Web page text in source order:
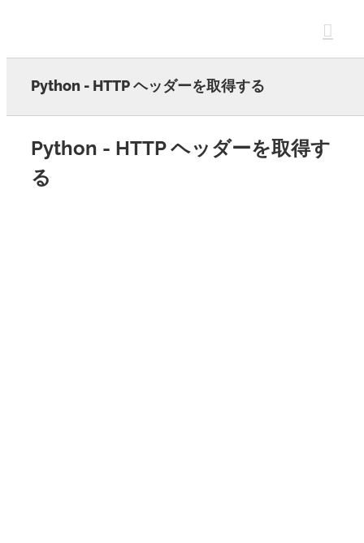
Python - HTTP ヘッダーを取得する
Python - HTTP ヘッダーを取得す
る